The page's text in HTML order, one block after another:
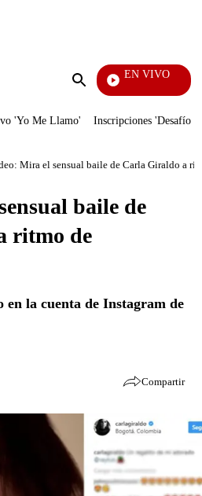
Enviar
EN VIVO
'Yo Me Llamo' Inscripciones 'Desafío'
Mira el sensual baile de Carla Giraldo a
baile de
ritmo de
la cuenta de Instagram de
Compartir